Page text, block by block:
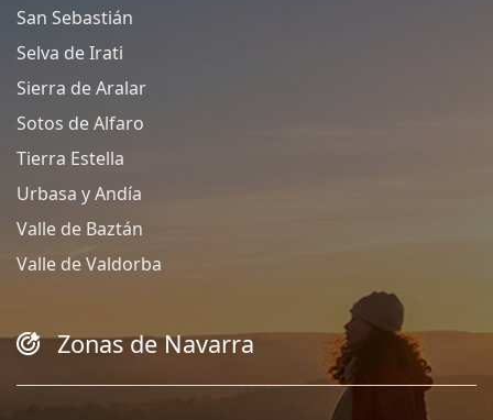
San Sebastián
Selva de Irati
Sierra de Aralar
Sotos de Alfaro
Tierra Estella
Urbasa y Andía
Valle de Baztán
Valle de Valdorba
Zonas de Navarra